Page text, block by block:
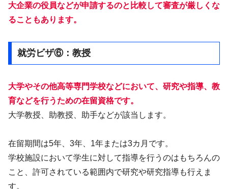
大企業の役員などが申請するのと比較して審査が厳しくな
ることもあります。
就労ビザ⑥：教授
大学やその他高等専門学校などにおいて、研究や指導、教
育などを行うための在留資格です。
大学教授、助教授、助手などが該当します。
在留期間は5年、3年、1年または3カ月です。
学校施設において学生に対して指導を行うのはもちろんの
こと、許可されている範囲内で研究や研究指導も行えま
す。